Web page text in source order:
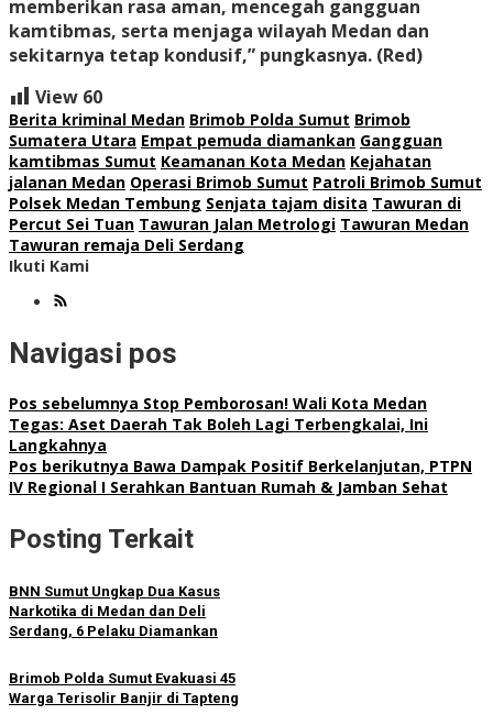
memberikan rasa aman, mencegah gangguan
kamtibmas, serta menjaga wilayah Medan dan
sekitarnya tetap kondusif,” pungkasnya. (Red)
View 60
Berita kriminal Medan Brimob Polda Sumut Brimob
Sumatera Utara Empat pemuda diamankan Gangguan
kamtibmas Sumut Keamanan Kota Medan Kejahatan
jalanan Medan Operasi Brimob Sumut Patroli Brimob Sumut
Polsek Medan Tembung Senjata tajam disita Tawuran di
Percut Sei Tuan Tawuran Jalan Metrologi Tawuran Medan
Tawuran remaja Deli Serdang
Ikuti Kami
Navigasi pos
Pos sebelumnya Stop Pemborosan! Wali Kota Medan
Tegas: Aset Daerah Tak Boleh Lagi Terbengkalai, Ini
Langkahnya
Pos berikutnya Bawa Dampak Positif Berkelanjutan, PTPN
IV Regional I Serahkan Bantuan Rumah & Jamban Sehat
Posting Terkait
BNN Sumut Ungkap Dua Kasus
Narkotika di Medan dan Deli
Serdang, 6 Pelaku Diamankan
Brimob Polda Sumut Evakuasi 45
Warga Terisolir Banjir di Tapteng